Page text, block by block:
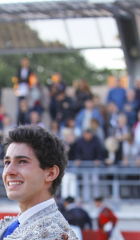
Retour à l'album